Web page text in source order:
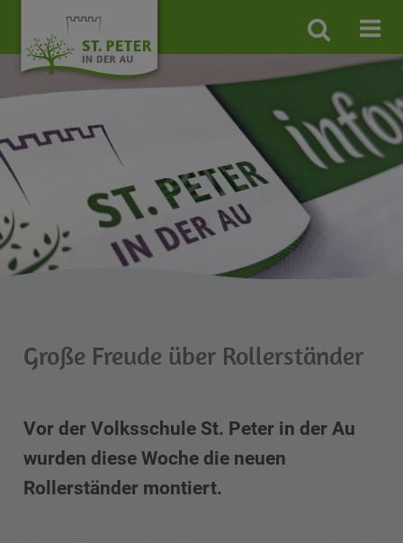
Site
search
toggle
Große Freude über Rollerständer
Vor der Volksschule St. Peter in der Au
wurden diese Woche die neuen
Rollerständer montiert.